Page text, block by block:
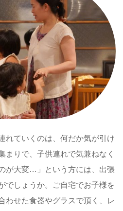
れていくのは、何だか気が引け
りで、子供連れで気兼ねなく
が大変…」という方には、出張
でしょうか。ご自宅でお子様を
わせた食器やグラスで頂く、レ